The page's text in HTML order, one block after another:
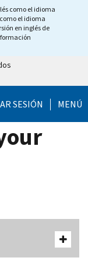
como el idioma
el idioma
en inglés de
SESIÓN MENÚ